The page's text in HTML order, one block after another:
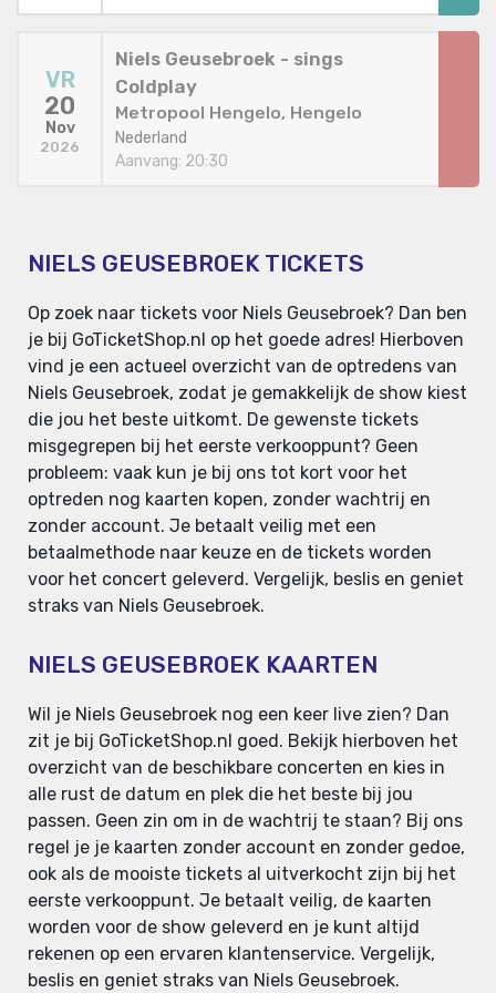
VR
20
Nov
2026
Niels Geusebroek - sings
Coldplay
Metropool Hengelo, Hengelo
Nederland
Aanvang: 20:30
NIELS GEUSEBROEK TICKETS
Op zoek naar tickets voor Niels Geusebroek? Dan ben
je bij GoTicketShop.nl op het goede adres! Hierboven
vind je een actueel overzicht van de optredens van
Niels Geusebroek, zodat je gemakkelijk de show kiest
die jou het beste uitkomt. De gewenste tickets
misgegrepen bij het eerste verkooppunt? Geen
probleem: vaak kun je bij ons tot kort voor het
optreden nog kaarten kopen, zonder wachtrij en
zonder account. Je betaalt veilig met een
betaalmethode naar keuze en de tickets worden
voor het concert geleverd. Vergelijk, beslis en geniet
straks van Niels Geusebroek.
NIELS GEUSEBROEK KAARTEN
Wil je Niels Geusebroek nog een keer live zien? Dan
zit je bij GoTicketShop.nl goed. Bekijk hierboven het
overzicht van de beschikbare concerten en kies in
alle rust de datum en plek die het beste bij jou
passen. Geen zin om in de wachtrij te staan? Bij ons
regel je je kaarten zonder account en zonder gedoe,
ook als de mooiste tickets al uitverkocht zijn bij het
eerste verkooppunt. Je betaalt veilig, de kaarten
worden voor de show geleverd en je kunt altijd
rekenen op een ervaren klantenservice. Vergelijk,
beslis en geniet straks van Niels Geusebroek.